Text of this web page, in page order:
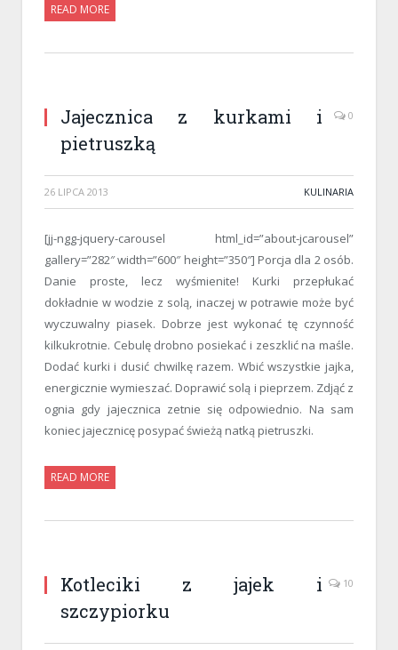
READ MORE
Jajecznica z kurkami i
pietruszką
0
26 LIPCA 2013 KULINARIA
[jj-ngg-jquery-carousel html_id=”about-jcarousel”
gallery=”282″ width=”600″ height=”350″] Porcja dla 2 osób.
Danie proste, lecz wyśmienite! Kurki przepłukać
dokładnie w wodzie z solą, inaczej w potrawie może być
wyczuwalny piasek. Dobrze jest wykonać tę czynność
kilkukrotnie. Cebulę drobno posiekać i zeszklić na maśle.
Dodać kurki i dusić chwilkę razem. Wbić wszystkie jajka,
energicznie wymieszać. Doprawić solą i pieprzem. Zdjąć z
ognia gdy jajecznica zetnie się odpowiednio. Na sam
koniec jajecznicę posypać świeżą natką pietruszki.
READ MORE
Kotleciki z jajek i
szczypiorku
10